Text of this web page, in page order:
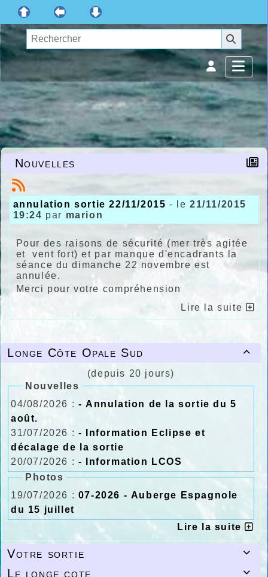

Longe Côte Opale Sud
(depuis 20 jours)
Nouvelles
04/08/2026 : - Annulation de la sortie du 5
août.
31/07/2026 : - Information Eclipse et
décalage de la sortie
20/07/2026 : - Information LCOS
Photos
19/07/2026 : 07-2026 - Auberge Espagnole
du 15 juillet
Lire la suite

Votre sortie

Le longe cote
Nouvelles
annulation sortie 22/11/2015 - le 21/11/2015
19:24 par marion
Pour des raisons de sécurité (mer très agitée
et vent fort) et par manque d'encadrants la
séance du dimanche 22 novembre est
annulée.
Merci pour votre compréhension
Lire la suite